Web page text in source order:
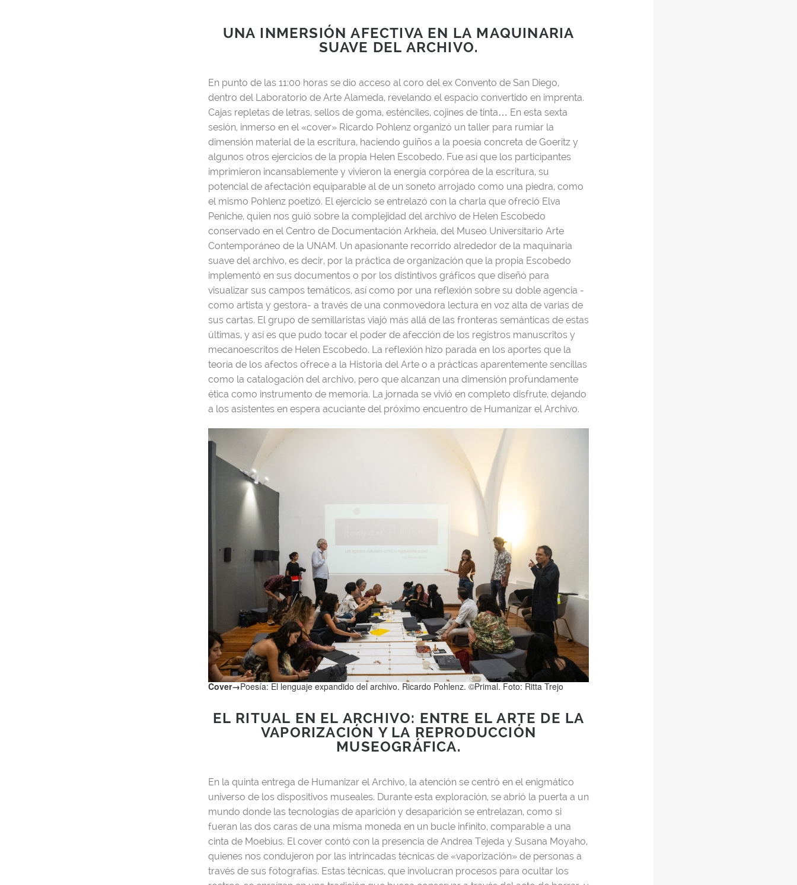
UNA INMERSIÓN AFECTIVA EN LA MAQUINARIA
SUAVE DEL ARCHIVO.
En punto de las 11:00 horas se dio acceso al coro del ex Convento de San Diego,
dentro del Laboratorio de Arte Alameda, revelando el espacio convertido en imprenta.
Cajas repletas de letras, sellos de goma, esténciles, cojines de tinta… En esta sexta
sesión, inmerso en el «cover» Ricardo Pohlenz organizó un taller para rumiar la
dimensión material de la escritura, haciendo guiños a la poesía concreta de Goeritz y
algunos otros ejercicios de la propia Helen Escobedo. Fue así que los participantes
imprimieron incansablemente y vivieron la energía corpórea de la escritura, su
potencial de afectación equiparable al de un soneto arrojado como una piedra, como
el mismo Pohlenz poetizó. El ejercicio se entrelazó con la charla que ofreció Elva
Peniche, quien nos guió sobre la complejidad del archivo de Helen Escobedo
conservado en el Centro de Documentación Arkheia, del Museo Universitario Arte
Contemporáneo de la UNAM. Un apasionante recorrido alrededor de la maquinaria
suave del archivo, es decir, por la práctica de organización que la propia Escobedo
implementó en sus documentos o por los distintivos gráficos que diseñó para
visualizar sus campos temáticos, así como por una reflexión sobre su doble agencia -
como artista y gestora- a través de una conmovedora lectura en voz alta de varias de
sus cartas. El grupo de semillaristas viajó más allá de las fronteras semánticas de estas
últimas, y así es que pudo tocar el poder de afección de los registros manuscritos y
mecanoescritos de Helen Escobedo. La reflexión hizo parada en los aportes que la
teoría de los afectos ofrece a la Historia del Arte o a prácticas aparentemente sencillas
como la catalogación del archivo, pero que alcanzan una dimensión profundamente
ética como instrumento de memoria. La jornada se vivió en completo disfrute, dejando
a los asistentes en espera acuciante del próximo encuentro de Humanizar el Archivo.
Cover→Poesía: El lenguaje expandido del archivo. Ricardo Pohlenz. ©Primal. Foto: Ritta Trejo
EL RITUAL EN EL ARCHIVO: ENTRE EL ARTE DE LA
VAPORIZACIÓN Y LA REPRODUCCIÓN
MUSEOGRÁFICA.
En la quinta entrega de Humanizar el Archivo, la atención se centró en el enigmático
universo de los dispositivos museales. Durante esta exploración, se abrió la puerta a un
mundo donde las tecnologías de aparición y desaparición se entrelazan, como si
fueran las dos caras de una misma moneda en un bucle infinito, comparable a una
cinta de Moebius. El cover contó con la presencia de Andrea Tejeda y Susana Moyaho,
quienes nos condujeron por las intrincadas técnicas de «vaporización» de personas a
través de sus fotografías. Estas técnicas, que involucran procesos para ocultar los